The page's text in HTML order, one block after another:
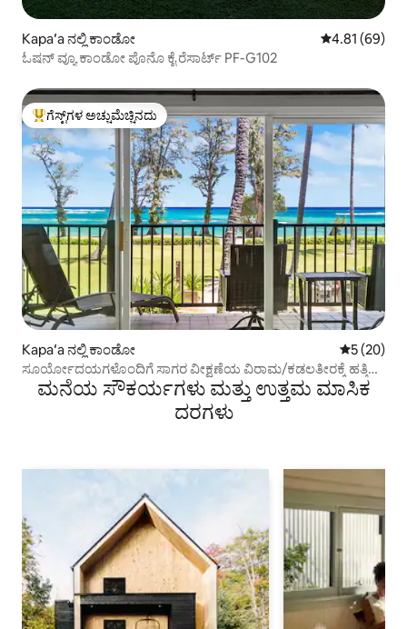
Kapaʻa ನಲ್ಲಿ ಕಾಂಡೋ 5 ರಲ್ಲಿ 4.81
4.81 (69)
ಓಷನ್ ವ್ಯೂ ಕಾಂಡೋ ಪೊನೊ ಕೈ ರೆಸಾರ್ಟ್ PF-G102
ಗೆಸ್ಟ್‌ಗಳಿಗೆ ಅತಿ ಹೆಚ್ಚು ಅಚ್ಚುಮೆಚ್ಚಿನದು
ಗೆಸ್ಟ್‌ಗಳ ಅಚ್ಚುಮೆಚ್ಚಿನದು
Kapaʻa ನಲ್ಲಿ ಕಾಂಡೋ 5 ರಲ್ಲಿ 5
5 (20)
ಸೂರ್ಯೋದಯಗಳೊಂದಿಗೆ ಸಾಗರ ವೀಕ್ಷಣೆಯ ವಿರಾಮ/ಕಡಲತೀರಕ್ಕೆ ಹತ್ತಿರ/
ಹವಾನಿಯಂತ್ರಣ
ಮನೆಯ ಸೌಕರ್ಯಗಳು ಮತ್ತು ಉತ್ತಮ ಮಾಸಿಕ
ದರಗಳು